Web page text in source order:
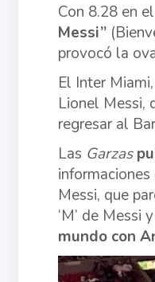
Con 8.28 en
Messi”
provocó la
El Inter
Lionel Messi,
regresar al
Las Garzas
Messi, que
‘M’ de Messi
mundo con